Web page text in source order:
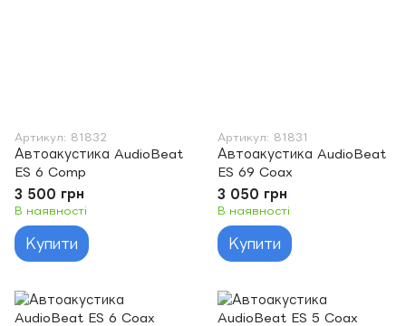
Артикул: 81832
Автоакустика AudioBeat
ES 6 Comp
3 500 грн
В наявності
Купити
Артикул: 81831
Автоакустика AudioBeat
ES 69 Coax
3 050 грн
В наявності
Купити